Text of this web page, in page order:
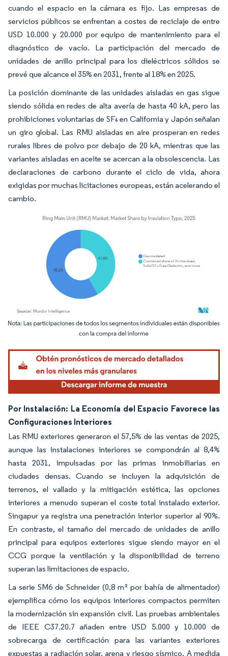
cuando el espacio en la cámara es fijo. Las empresas de
servicios públicos se enfrentan a costes de reciclaje de entre
USD 10.000 y 20.000 por equipo de mantenimiento para el
diagnóstico de vacío. La participación del mercado de
unidades de anillo principal para los dieléctricos sólidos se
prevé que alcance el 35% en 2031, frente al 18% en 2025.
La posición dominante de las unidades aisladas en gas sigue
siendo sólida en redes de alta avería de hasta 40 kA, pero las
prohibiciones voluntarias de SF₆ en California y Japón señalan
un giro global. Las RMU aisladas en aire prosperan en redes
rurales libres de polvo por debajo de 20 kA, mientras que las
variantes aisladas en aceite se acercan a la obsolescencia. Las
declaraciones de carbono durante el ciclo de vida, ahora
exigidas por muchas licitaciones europeas, están acelerando el
cambio.
Imagen © Mordor Intelligence. El uso requiere atribución según CC BY 4.0.
Por Instalación: La Economía del Espacio Favorece las
Configuraciones Interiores
Las RMU exteriores generaron el 57,5% de las ventas de 2025,
aunque las instalaciones interiores se compondrán al 8,4%
hasta 2031, impulsadas por las primas inmobiliarias en
ciudades densas. Cuando se incluyen la adquisición de
terrenos, el vallado y la mitigación estética, las opciones
interiores a menudo superan el coste total instalado exterior.
Singapur ya registra una penetración interior superior al 90%.
En contraste, el tamaño del mercado de unidades de anillo
principal para equipos exteriores sigue siendo mayor en el
CCG porque la ventilación y la disponibilidad de terreno
superan las limitaciones de espacio.
La serie SM6 de Schneider (0,8 m² por bahía de alimentador)
ejemplifica cómo los equipos interiores compactos permiten
la modernización sin expansión civil. Las pruebas ambientales
de IEEE C37.20.7 añaden entre USD 5.000 y 10.000 de
sobrecarga de certificación para las variantes exteriores
expuestas a radiación solar, arena y riesgo sísmico. A medida